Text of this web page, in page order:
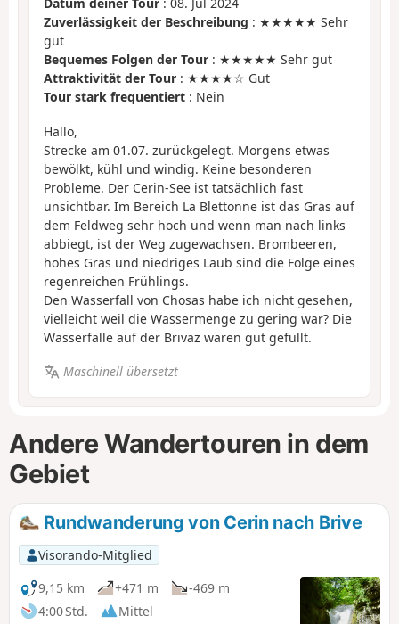
Datum deiner Tour : 08. Jul 2024
Zuverlässigkeit der Beschreibung : ★★★★★ Sehr
gut
Bequemes Folgen der Tour : ★★★★★ Sehr gut
Attraktivität der Tour : ★★★★☆ Gut
Tour stark frequentiert : Nein
Hallo,
Strecke am 01.07. zurückgelegt. Morgens etwas
bewölkt, kühl und windig. Keine besonderen
Probleme. Der Cerin-See ist tatsächlich fast
unsichtbar. Im Bereich La Blettonne ist das Gras auf
dem Feldweg sehr hoch und wenn man nach links
abbiegt, ist der Weg zugewachsen. Brombeeren,
hohes Gras und niedriges Laub sind die Folge eines
regenreichen Frühlings.
Den Wasserfall von Chosas habe ich nicht gesehen,
vielleicht weil die Wassermenge zu gering war? Die
Wasserfälle auf der Brivaz waren gut gefüllt.
Maschinell übersetzt
Andere Wandertouren in dem
Gebiet
Rundwanderung von Cerin nach Brive
Visorando-Mitglied
9,15 km
+471 m
-469 m
4:00 Std.
Mittel